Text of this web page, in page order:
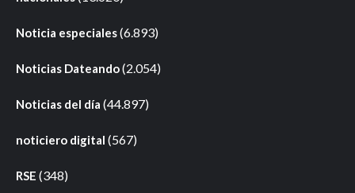
Noticia especiales(6.893)
Noticias Dateando(2.054)
Noticias del día (44.897)
noticiero digital (567)
RSE (348)